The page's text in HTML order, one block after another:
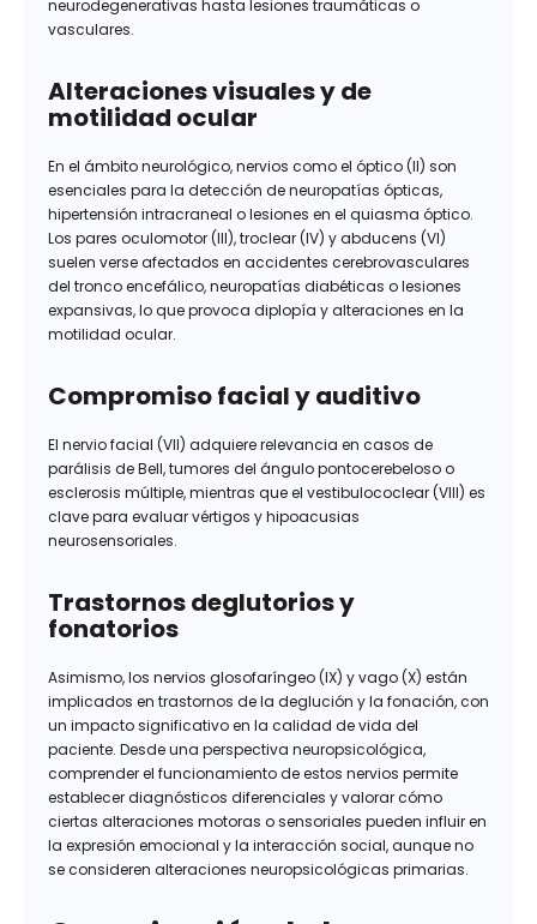
neurodegenerativas hasta lesiones traumáticas o
vasculares.
Alteraciones visuales y de
motilidad ocular
En el ámbito neurológico, nervios como el óptico (II) son
esenciales para la detección de neuropatías ópticas,
hipertensión intracraneal o lesiones en el quiasma óptico.
Los pares oculomotor (III), troclear (IV) y abducens (VI)
suelen verse afectados en accidentes cerebrovasculares
del tronco encefálico, neuropatías diabéticas o lesiones
expansivas, lo que provoca diplopía y alteraciones en la
motilidad ocular.
Compromiso facial y auditivo
El nervio facial (VII) adquiere relevancia en casos de
parálisis de Bell, tumores del ángulo pontocerebeloso o
esclerosis múltiple, mientras que el vestibulococlear (VIII) es
clave para evaluar vértigos y hipoacusias
neurosensoriales.
Trastornos deglutorios y
fonatorios
Asimismo, los nervios glosofaríngeo (IX) y vago (X) están
implicados en trastornos de la deglución y la fonación, con
un impacto significativo en la calidad de vida del
paciente. Desde una perspectiva neuropsicológica,
comprender el funcionamiento de estos nervios permite
establecer diagnósticos diferenciales y valorar cómo
ciertas alteraciones motoras o sensoriales pueden influir en
la expresión emocional y la interacción social, aunque no
se consideren alteraciones neuropsicológicas primarias.